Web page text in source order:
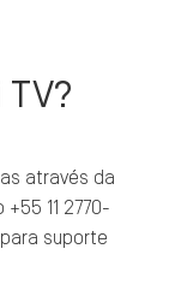
através da
11 2770-
suporte